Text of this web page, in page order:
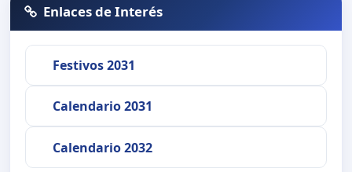
Enlaces de Interés
Festivos 2031
Calendario 2031
Calendario 2032